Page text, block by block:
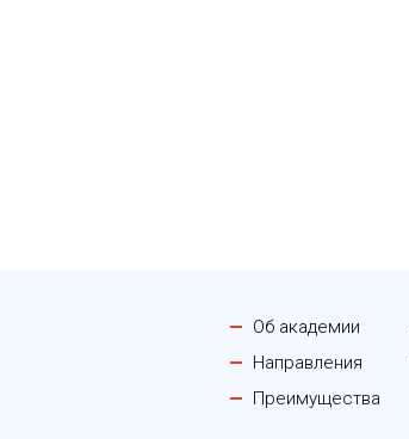
Об академии
Направления
Преимущества